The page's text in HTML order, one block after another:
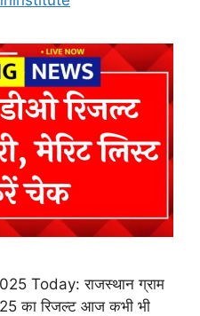
Today: राजस्थान ग्राम
का रिजल्ट आज कभी भी